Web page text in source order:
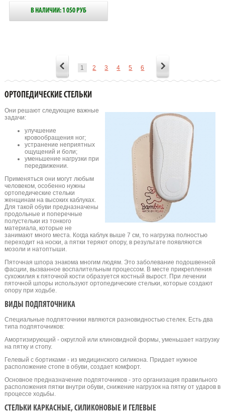
В НАЛИЧИИ: 1 050 РУБ
1 2 3 4 5 6
ОРТОПЕДИЧЕСКИЕ СТЕЛЬКИ
Они решают следующие важные
задачи:
улучшение
кровообращения ног;
устранение неприятных
ощущений и боли;
уменьшение нагрузки при
передвижении.
Применяться они могут любым
человеком, особенно нужны
ортопедические стельки
женщинам на высоких каблуках.
Для такой обуви предназначены
продольные и поперечные
полустельки из тонкого
материала, которые не
занимают много места. Когда каблук выше 7 см, то нагрузка полностью
переходит на носки, а пятки теряют опору, в результате появляются
мозоли и натоптыши.
Пяточная шпора знакома многим людям. Это заболевание подошвенной
фасции, вызванное воспалительным процессом. В месте прикрепления
сухожилия к пяточной кости образуется костный вырост. При лечении
пяточной шпоры используют ортопедические стельки, которые создают
опору при ходьбе.
ВИДЫ ПОДПЯТОЧНИКА
Специальные подпяточники являются разновидностью стелек. Есть два
типа подпяточников:
Амортизирующий - округлой или клиновидной формы, уменьшает нагрузку
на пятку и стопу.
Гелевый с бортиками - из медицинского силикона. Придает нужное
расположение стопе в обуви, создает комфорт.
Основное предназначение подпяточников - это организация правильного
расположения пятки внутри обуви, снижение нагрузок на пятку от ударов в
процессе ходьбы.
СТЕЛЬКИ КАРКАСНЫЕ, СИЛИКОНОВЫЕ И ГЕЛЕВЫЕ